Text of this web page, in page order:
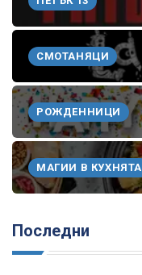
СМОТАНЯЦИ
РОЖДЕННИЦИ
МАГИИ В КУХНЯТА
Последни